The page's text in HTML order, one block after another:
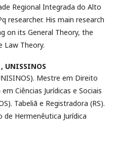
Regional Integrada do Alto
researcher. His main research
on its General Theory, the
Law Theory.
UNISSINOS
Mestre em Direito
Ciências Jurídicas e Sociais
Tabeliã e Registradora (RS).
Hermenêutica Jurídica